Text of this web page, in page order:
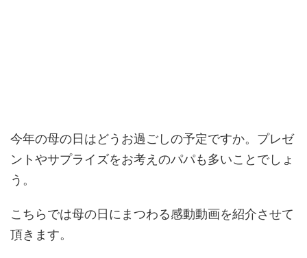
今年の母の日はどうお過ごしの予定ですか。プレゼ
ントやサプライズをお考えのパパも多いことでしょ
う。
こちらでは母の日にまつわる感動動画を紹介させて
頂きます。